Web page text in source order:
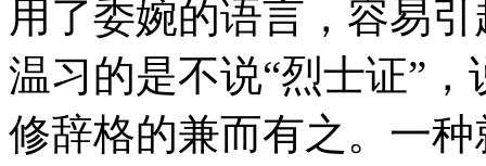
用了委婉的语言，容易引
温习的是不说“烈士证”
修辞格的兼而有之。一